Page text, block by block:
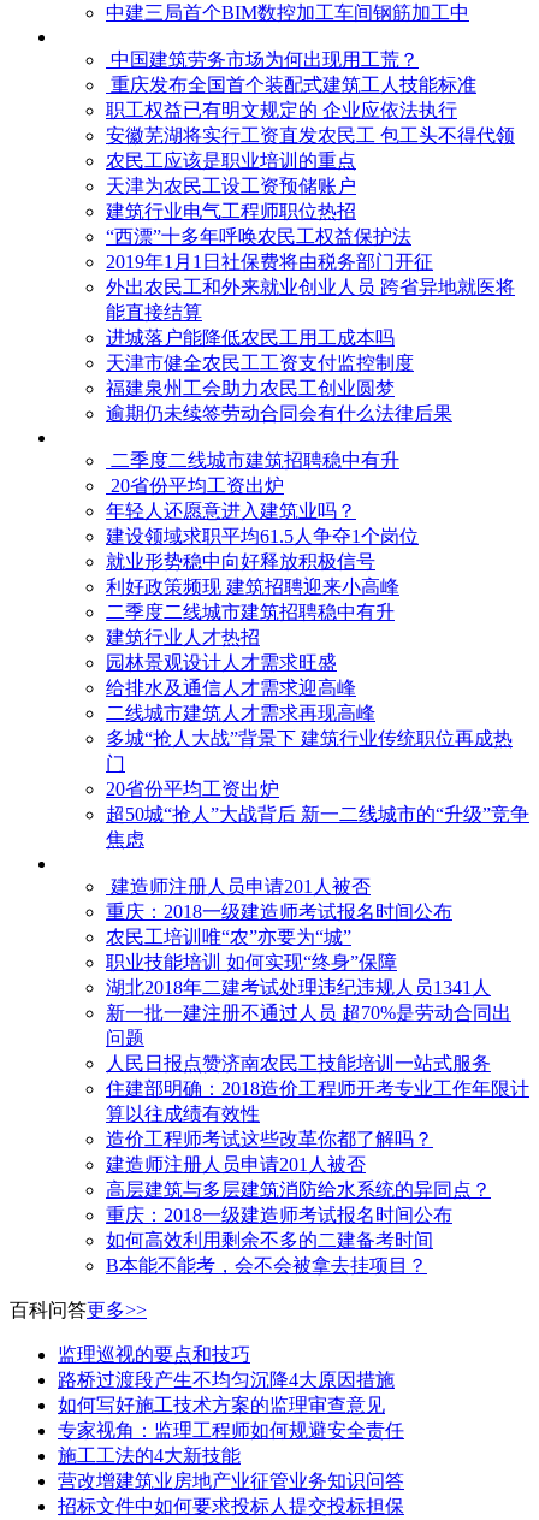
中建三局首个BIM数控加工车间钢筋加工中
中国建筑劳务市场为何出现用工荒？
重庆发布全国首个装配式建筑工人技能标准
职工权益已有明文规定的 企业应依法执行
安徽芜湖将实行工资直发农民工 包工头不得代领
农民工应该是职业培训的重点
天津为农民工设工资预储账户
建筑行业电气工程师职位热招
“西漂”十多年呼唤农民工权益保护法
2019年1月1日社保费将由税务部门开征
外出农民工和外来就业创业人员 跨省异地就医将
能直接结算
进城落户能降低农民工用工成本吗
天津市健全农民工工资支付监控制度
福建泉州工会助力农民工创业圆梦
逾期仍未续签劳动合同会有什么法律后果
二季度二线城市建筑招聘稳中有升
20省份平均工资出炉
年轻人还愿意进入建筑业吗？
建设领域求职平均61.5人争夺1个岗位
就业形势稳中向好释放积极信号
利好政策频现 建筑招聘迎来小高峰
二季度二线城市建筑招聘稳中有升
建筑行业人才热招
园林景观设计人才需求旺盛
给排水及通信人才需求迎高峰
二线城市建筑人才需求再现高峰
多城“抢人大战”背景下 建筑行业传统职位再成热
门
20省份平均工资出炉
超50城“抢人”大战背后 新一二线城市的“升级”竞争
焦虑
建造师注册人员申请201人被否
​重庆：2018一级建造师考试报名时间公布
农民工培训唯“农”亦要为“城”
职业技能培训 如何实现“终身”保障
湖北2018年二建考试处理违纪违规人员1341人
新一批一建注册不通过人员 超70%是劳动合同出
问题
人民日报点赞济南农民工技能培训一站式服务
住建部明确：2018造价工程师开考专业工作年限计
算以往成绩有效性
造价工程师考试这些改革你都了解吗？
建造师注册人员申请201人被否
高层建筑与多层建筑消防给水系统的异同点？
​重庆：2018一级建造师考试报名时间公布
如何高效利用剩余不多的二建备考时间
B本能不能考，会不会被拿去挂项目？
百科问答更多>>
监理巡视的要点和技巧
路桥过渡段产生不均匀沉降4大原因措施
如何写好施工技术方案的监理审查意见
专家视角：监理工程师如何规避安全责任
施工工法的4大新技能
营改增建筑业房地产业征管业务知识问答
招标文件中如何要求投标人提交投标担保